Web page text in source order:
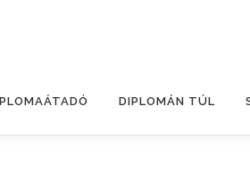
DIPLOMÁN TÚL